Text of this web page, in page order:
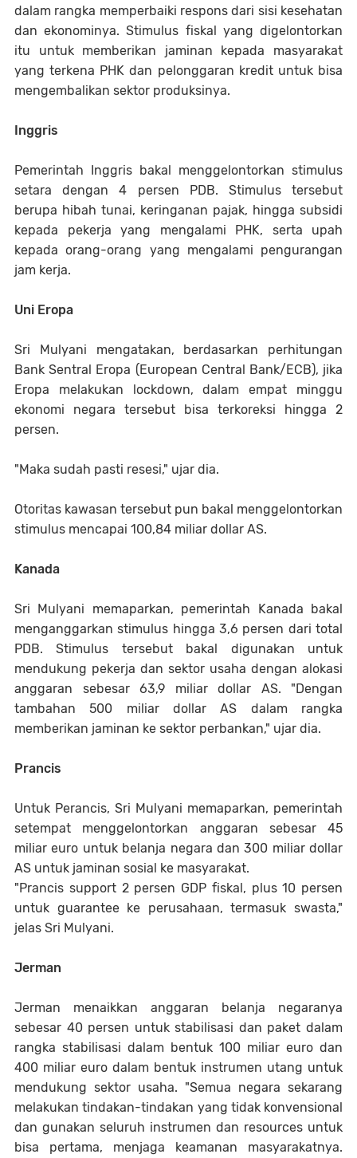
dalam rangka memperbaiki respons dari sisi kesehatan
dan ekonominya. Stimulus fiskal yang digelontorkan
itu untuk memberikan jaminan kepada masyarakat
yang terkena PHK dan pelonggaran kredit untuk bisa
mengembalikan sektor produksinya.
Inggris
Pemerintah Inggris bakal menggelontorkan stimulus
setara dengan 4 persen PDB. Stimulus tersebut
berupa hibah tunai, keringanan pajak, hingga subsidi
kepada pekerja yang mengalami PHK, serta upah
kepada orang-orang yang mengalami pengurangan
jam kerja.
Uni Eropa
Sri Mulyani mengatakan, berdasarkan perhitungan
Bank Sentral Eropa (European Central Bank/ECB), jika
Eropa melakukan lockdown, dalam empat minggu
ekonomi negara tersebut bisa terkoreksi hingga 2
persen.
"Maka sudah pasti resesi," ujar dia.
Otoritas kawasan tersebut pun bakal menggelontorkan
stimulus mencapai 100,84 miliar dollar AS.
Kanada
Sri Mulyani memaparkan, pemerintah Kanada bakal
menganggarkan stimulus hingga 3,6 persen dari total
PDB. Stimulus tersebut bakal digunakan untuk
mendukung pekerja dan sektor usaha dengan alokasi
anggaran sebesar 63,9 miliar dollar AS. "Dengan
tambahan 500 miliar dollar AS dalam rangka
memberikan jaminan ke sektor perbankan," ujar dia.
Prancis
Untuk Perancis, Sri Mulyani memaparkan, pemerintah
setempat menggelontorkan anggaran sebesar 45
miliar euro untuk belanja negara dan 300 miliar dollar
AS untuk jaminan sosial ke masyarakat.
"Prancis support 2 persen GDP fiskal, plus 10 persen
untuk guarantee ke perusahaan, termasuk swasta,"
jelas Sri Mulyani.
Jerman
Jerman menaikkan anggaran belanja negaranya
sebesar 40 persen untuk stabilisasi dan paket dalam
rangka stabilisasi dalam bentuk 100 miliar euro dan
400 miliar euro dalam bentuk instrumen utang untuk
mendukung sektor usaha. "Semua negara sekarang
melakukan tindakan-tindakan yang tidak konvensional
dan gunakan seluruh instrumen dan resources untuk
bisa pertama, menjaga keamanan masyarakatnya.